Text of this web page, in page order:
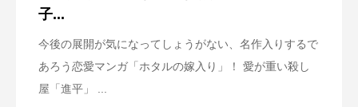
子...
今後の展開が気になってしょうがない、名作入りするで
あろう恋愛マンガ「ホタルの嫁入り」！ 愛が重い殺し
屋「進平」 ...